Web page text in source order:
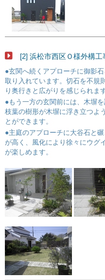
[2] 浜松市西区Ｏ様外構工
●玄関へ続くアプローチに御影
取り入れています。切石を不規
り奥行きと広がりを感じられます
●もう一方の玄関前には、木塀
枝葉の樹形が木塀に浮き立つよ
とができます。
●主庭のアプローチに大谷石と
が高く、風化により徐々にウグ
が楽しめます。